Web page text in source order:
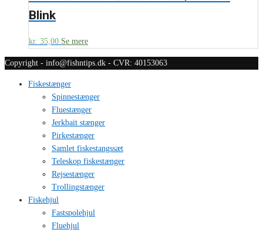
Blink
kr. 35,00 Se mere
Copyright - info@fishntips.dk - CVR: 40153063
Fiskestænger
Spinnestænger
Fluestænger
Jerkbait stænger
Pirkestænger
Samlet fiskestangssæt
Teleskop fiskestænger
Rejsestænger
Trollingstænger
Fiskehjul
Fastspolehjul
Fluehjul